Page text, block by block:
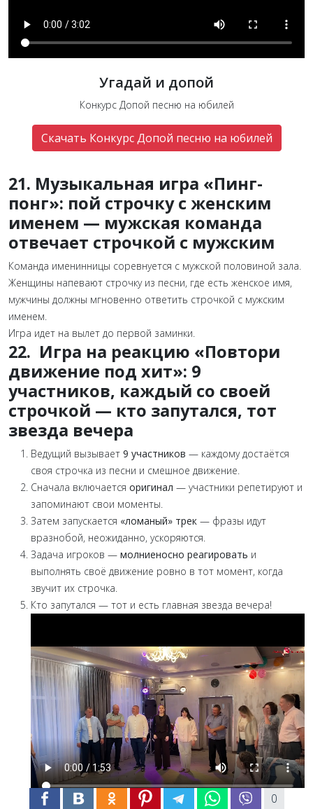
Угадай и допой
Конкурс Допой песню на юбилей
Скачать Конкурс Допой песню на юбилей
21. Музыкальная игра «Пинг-
понг»: пой строчку с женским
именем — мужская команда
отвечает строчкой с мужским
Команда именинницы соревнуется с мужской половиной зала.
Женщины напевают строчку из песни, где есть женское имя,
мужчины должны мгновенно ответить строчкой с мужским
именем.
Игра идет на вылет до первой заминки.
22. Игра на реакцию «Повтори
движение под хит»: 9
участников, каждый со своей
строчкой — кто запутался, тот
звезда вечера
Ведущий вызывает 9 участников — каждому достаётся
своя строчка из песни и смешное движение.
Сначала включается оригинал — участники репетируют и
запоминают свои моменты.
Затем запускается «ломаный» трек — фразы идут
вразнобой, неожиданно, ускоряются.
Задача игроков — молниеносно реагировать и
выполнять своё движение ровно в тот момент, когда
звучит их строчка.
Кто запутался — тот и есть главная звезда вечера!
0